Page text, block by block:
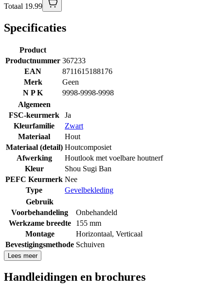
Totaal 19.99
Specificaties
Product
Productnummer 367233
EAN
8711615188176
Merk
Geen
N P K
9998-9998-9998
Algemeen
FSC-keurmerk
Ja
Kleurfamilie
Zwart
Materiaal
Hout
Materiaal (detail) Houtcomposiet
Afwerking
Houtlook met voelbare houtnerf
Kleur
Shou Sugi Ban
PEFC Keurmerk Nee
Type
Gevelbekleding
Gebruik
Voorbehandeling
Onbehandeld
Werkzame breedte
155 mm
Montage
Horizontaal, Verticaal
Bevestigingsmethode Schuiven
Lees meer
Handleidingen en brochures